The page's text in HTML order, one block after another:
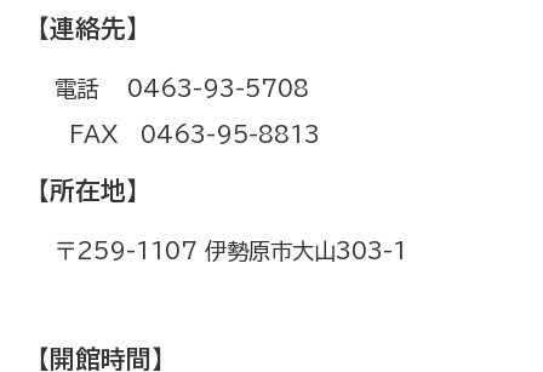
【連絡先】
電話 0463-93-5708
FAX 0463-95-8813
【所在地】
〒259-1107 伊勢原市大山303-1
【開館時間】